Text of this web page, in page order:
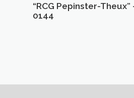
“RCG Pepinster-Theux”
0144